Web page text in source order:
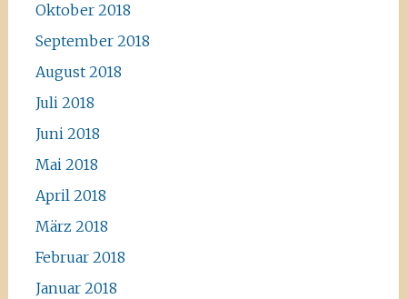
Oktober 2018
September 2018
August 2018
Juli 2018
Juni 2018
Mai 2018
April 2018
März 2018
Februar 2018
Januar 2018